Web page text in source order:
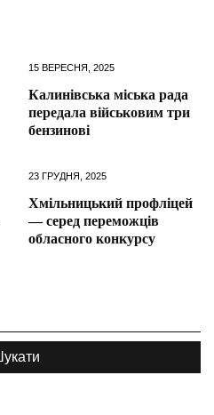
15 ВЕРЕСНЯ, 2025
Калинівська міська рада
передала військовим три
бензинові
23 ГРУДНЯ, 2025
Хмільницький профліцей
— серед переможців
обласного конкурсу